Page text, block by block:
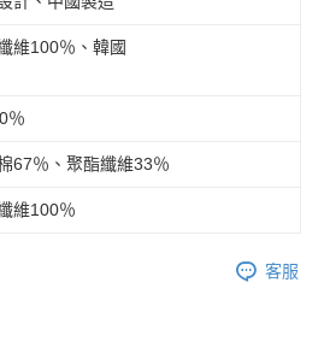
維100％、韓國
％
67％、聚酯纖維33％
維100％
客服